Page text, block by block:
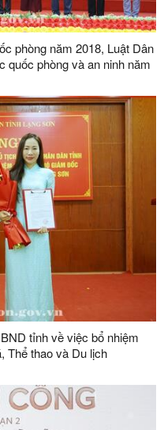
phòng năm 2018, Luật Dân
quốc phòng và an ninh năm
tỉnh về việc bổ nhiệm
Thể thao và Du lịch